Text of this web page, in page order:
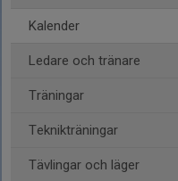
Kalender
Ledare och tränare
Träningar
Teknikträningar
Tävlingar och läger